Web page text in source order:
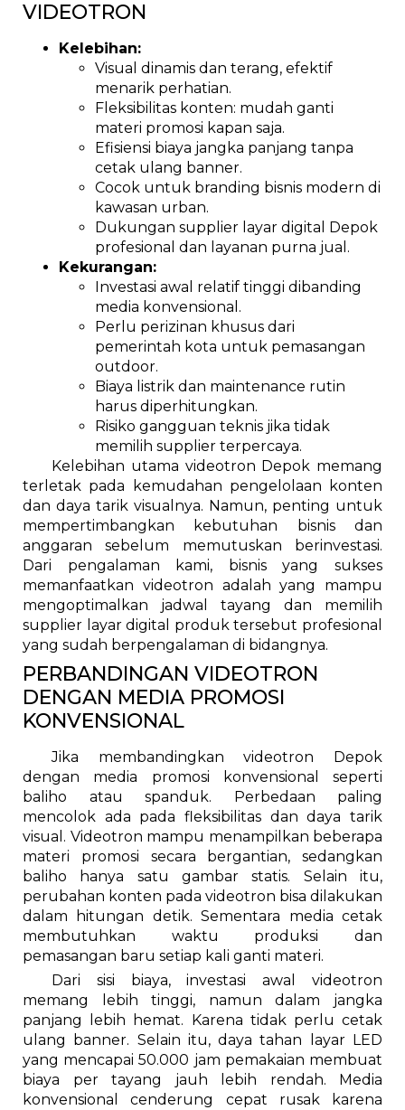
VIDEOTRON
Kelebihan:
Visual dinamis dan terang, efektif
menarik perhatian.
Fleksibilitas konten: mudah ganti
materi promosi kapan saja.
Efisiensi biaya jangka panjang tanpa
cetak ulang banner.
Cocok untuk branding bisnis modern di
kawasan urban.
Dukungan supplier layar digital Depok
profesional dan layanan purna jual.
Kekurangan:
Investasi awal relatif tinggi dibanding
media konvensional.
Perlu perizinan khusus dari
pemerintah kota untuk pemasangan
outdoor.
Biaya listrik dan maintenance rutin
harus diperhitungkan.
Risiko gangguan teknis jika tidak
memilih supplier terpercaya.
Kelebihan utama videotron Depok memang
terletak pada kemudahan pengelolaan konten
dan daya tarik visualnya. Namun, penting untuk
mempertimbangkan kebutuhan bisnis dan
anggaran sebelum memutuskan berinvestasi.
Dari pengalaman kami, bisnis yang sukses
memanfaatkan videotron adalah yang mampu
mengoptimalkan jadwal tayang dan memilih
supplier layar digital produk tersebut profesional
yang sudah berpengalaman di bidangnya.
PERBANDINGAN VIDEOTRON
DENGAN MEDIA PROMOSI
KONVENSIONAL
Jika membandingkan videotron Depok
dengan media promosi konvensional seperti
baliho atau spanduk. Perbedaan paling
mencolok ada pada fleksibilitas dan daya tarik
visual. Videotron mampu menampilkan beberapa
materi promosi secara bergantian, sedangkan
baliho hanya satu gambar statis. Selain itu,
perubahan konten pada videotron bisa dilakukan
dalam hitungan detik. Sementara media cetak
membutuhkan waktu produksi dan
pemasangan baru setiap kali ganti materi.
Dari sisi biaya, investasi awal videotron
memang lebih tinggi, namun dalam jangka
panjang lebih hemat. Karena tidak perlu cetak
ulang banner. Selain itu, daya tahan layar LED
yang mencapai 50.000 jam pemakaian membuat
biaya per tayang jauh lebih rendah. Media
konvensional cenderung cepat rusak karena